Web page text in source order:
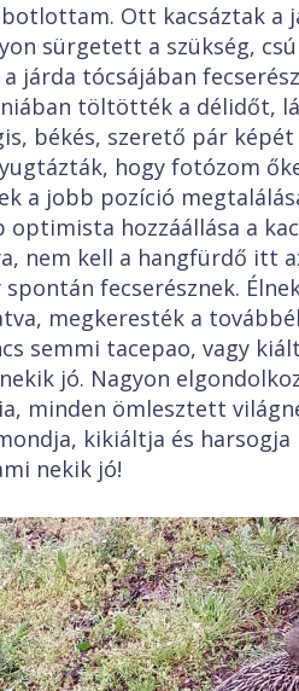
botlottam. Ott kacsáztak a
sürgetett a szükség,
járda tócsájában
töltötték a délidőt,
békés, szerető pár
hogy fotózom
a jobb pozíció
hozzáállása a
nem kell a hangfürdő itt
fecserésznek.
megkeresték a
semmi tacepao, vagy
jó. Nagyon
minden ömlesztett
kikiáltja és harsogja
nekik jó!